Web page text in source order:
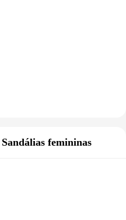
Sandálias femininas